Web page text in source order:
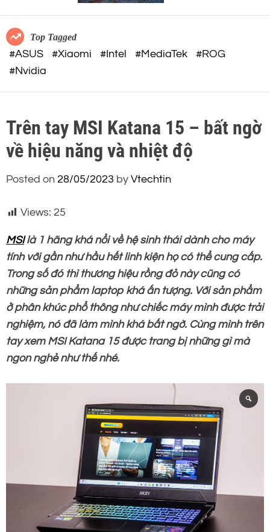
m
o
d
Top Tagged
#ASUS #Xiaomi #Intel #MediaTek
#ROG
#Nvidia
Trên tay MSI Katana 15 – bất ngờ
về hiệu năng và nhiệt độ
Posted on 28/05/2023 by Vtechtin
Views: 25
MSIlà 1 hãng khá nổi về hệ sinh thái dành cho máy
tính với gần như hầu hết linh kiện họ có thể cung cấp.
Trong số đó thì thương hiệu rồng đỏ này cũng có
những sản phẩm laptop khá ấn tượng. Với sản phẩm
ở phân khúc phổ thông như chiếc máy mình được trải
nghiệm, nó đã làm mình khá bất ngờ. Cùng mình trên
tay xem MSI Katana 15 được trang bị những gì mà
ngon nghẻ như thế nhé.